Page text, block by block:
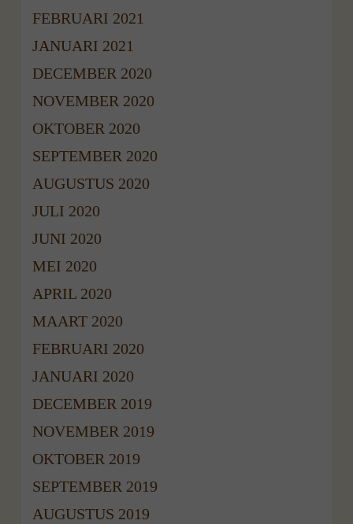
FEBRUARI 2021
JANUARI 2021
DECEMBER 2020
NOVEMBER 2020
OKTOBER 2020
SEPTEMBER 2020
AUGUSTUS 2020
JULI 2020
JUNI 2020
MEI 2020
APRIL 2020
MAART 2020
FEBRUARI 2020
JANUARI 2020
DECEMBER 2019
NOVEMBER 2019
OKTOBER 2019
SEPTEMBER 2019
AUGUSTUS 2019